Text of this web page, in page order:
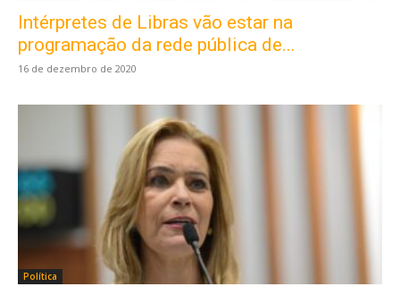
Intérpretes de Libras vão estar na
programação da rede pública de...
16 de dezembro de 2020
Política